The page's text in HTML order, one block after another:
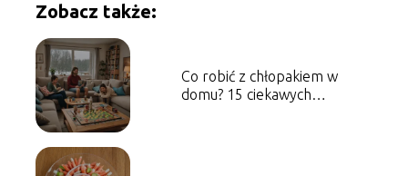
Zobacz także:
Co robić z chłopakiem w
domu? 15 ciekawych